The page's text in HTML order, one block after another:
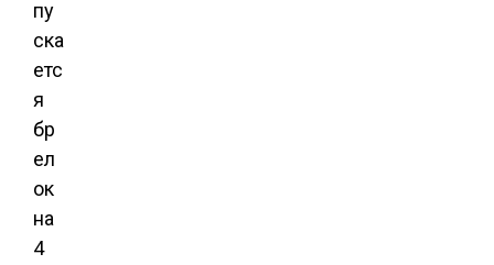
пу
ска
етс
я
бр
ел
ок
на
4